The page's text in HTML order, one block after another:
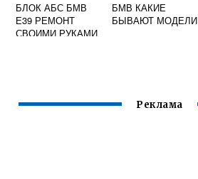
БЛОК АБС БМВ
Е39 РЕМОНТ
СВОИМИ РУКАМИ
БМВ КАКИЕ
БЫВАЮТ МОДЕЛИ
Реклама